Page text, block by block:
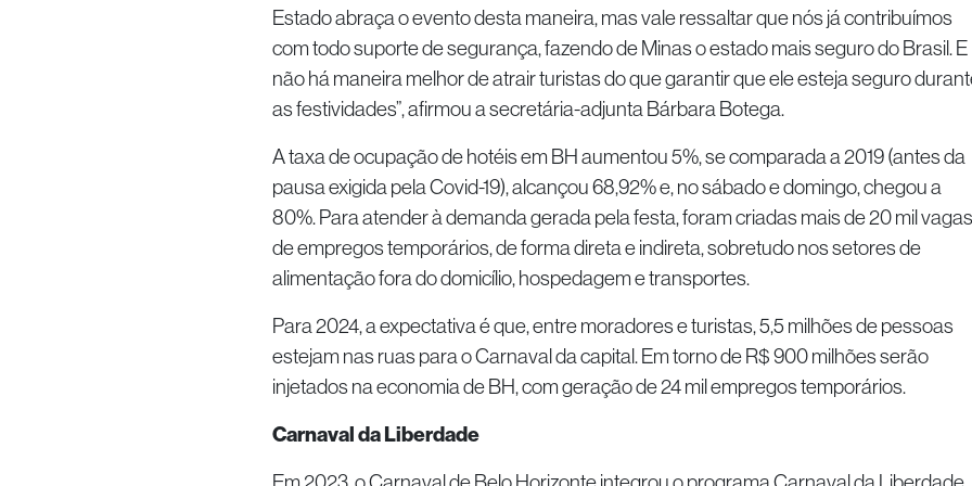
Estado abraça o evento desta maneira, mas vale ressaltar que nós já contribuímos
com todo suporte de segurança, fazendo de Minas o estado mais seguro do Brasil. E
não há maneira melhor de atrair turistas do que garantir que ele esteja seguro
as festividades”, afirmou a secretária-adjunta Bárbara Botega.
A taxa de ocupação de hotéis em BH aumentou 5%, se comparada a 2019 (antes da
pausa exigida pela Covid-19), alcançou 68,92% e, no sábado e domingo, chegou a
80%. Para atender à demanda gerada pela festa, foram criadas mais de 20 mil vagas
de empregos temporários, de forma direta e indireta, sobretudo nos setores de
alimentação fora do domicílio, hospedagem e transportes.
Para 2024, a expectativa é que, entre moradores e turistas, 5,5 milhões de pessoas
estejam nas ruas para o Carnaval da capital. Em torno de R$ 900 milhões serão
injetados na economia de BH, com geração de 24 mil empregos temporários.
Carnaval da Liberdade